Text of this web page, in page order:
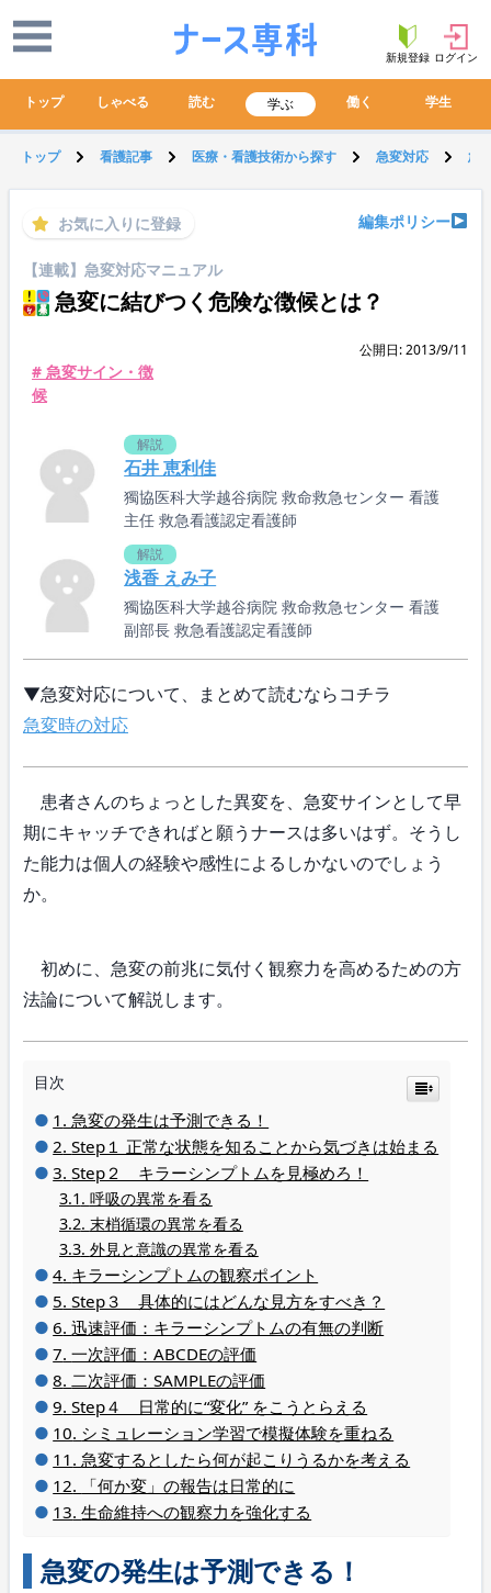
新規登録 ログイン
トップ しゃべる 読む 学ぶ 働く 学生
トップ 看護記事 医療・看護技術から探す 急変対応 急
お気に入りに登録 編集ポリシー
【連載】急変対応マニュアル
急変に結びつく危険な徴候とは？
公開日: 2013/9/11
# 急変サイン・徴
候
解説
石井 恵利佳
獨協医科大学越谷病院 救命救急センター 看護
主任 救急看護認定看護師
解説
浅香 えみ子
獨協医科大学越谷病院 救命救急センター 看護
副部長 救急看護認定看護師
▼急変対応について、まとめて読むならコチラ
急変時の対応
患者さんのちょっとした異変を、急変サインとして早
期にキャッチできればと願うナースは多いはず。そうし
た能力は個人の経験や感性によるしかないのでしょう
か。
初めに、急変の前兆に気付く観察力を高めるための方
法論について解説します。
目次
急変の発生は予測できる！
Step１ 正常な状態を知ることから気づきは始まる
Step２ キラーシンプトムを見極めろ！
呼吸の異常を看る
末梢循環の異常を看る
外見と意識の異常を看る
キラーシンプトムの観察ポイント
Step３ 具体的にはどんな見方をすべき？
迅速評価：キラーシンプトムの有無の判断
一次評価：ABCDEの評価
二次評価：SAMPLEの評価
Step４ 日常的に“変化” をこうとらえる
シミュレーション学習で模擬体験を重ねる
急変するとしたら何が起こりうるかを考える
「何か変」の報告は日常的に
生命維持への観察力を強化する
急変の発生は予測できる！